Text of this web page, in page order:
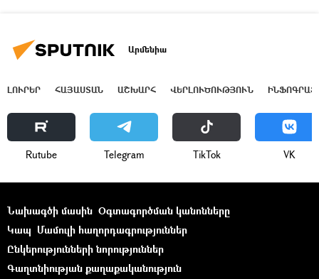
Արմենիա
ԼՈՒՐԵՐ ՀԱՅԱՍՏԱՆ ԱՇԽԱՐՀ ՎԵՐԼՈՒԾՈՒԹՅՈՒՆ
Rutube Telegram ТikТоk VK
Նախագծի մասին Օգտագործման կանոնները
Կապ Մամուլի հաղորդագրություններ
Ընկերությունների նորություններ
Գաղտնիության քաղաքականություն